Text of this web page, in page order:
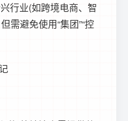
行业(如跨境电商、智
需避免使用“集团”“控